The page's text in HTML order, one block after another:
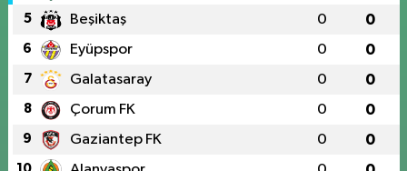
5 Beşiktaş 0 0
6 Eyüpspor 0 0
7 Galatasaray 0 0
8 Çorum FK 0 0
9 Gaziantep FK 0 0